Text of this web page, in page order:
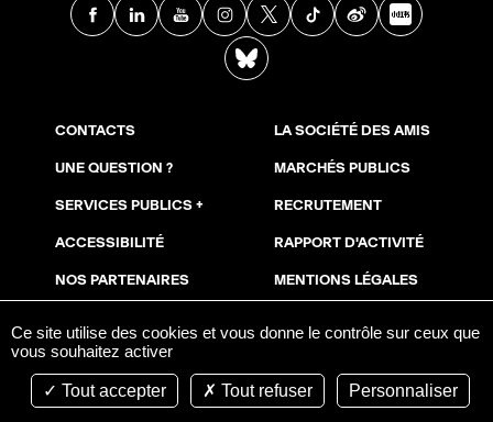
Facebook
LinkedinYoutubeInstagram
X TikTokWeibo
CONTACTS
UNE QUESTION ?
SERVICES PUBLICS +
ACCESSIBILITÉ
NOS PARTENAIRES
ESPACE PRESSE
LA SOCIÉTÉ DES AMIS
MARCHÉS PUBLICS
RECRUTEMENT
RAPPORT D'ACTIVITÉ
MENTIONS LÉGALES
Ce site utilise des cookies et vous donne le contrôle sur ceux que
vous souhaitez activer
Tout accepter Tout refuser Personnaliser